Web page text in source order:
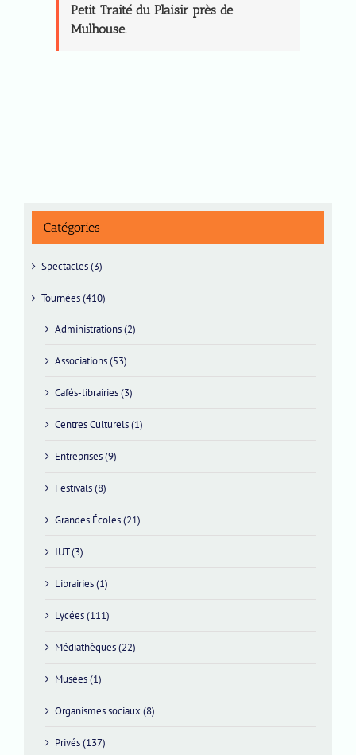
Petit Traité du Plaisir près de
Mulhouse.
Catégories
Spectacles (3)
Tournées (410)
Administrations (2)
Associations (53)
Cafés-librairies (3)
Centres Culturels (1)
Entreprises (9)
Festivals (8)
Grandes Écoles (21)
IUT (3)
Librairies (1)
Lycées (111)
Médiathèques (22)
Musées (1)
Organismes sociaux (8)
Privés (137)